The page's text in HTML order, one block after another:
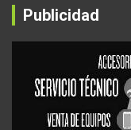
Publicidad